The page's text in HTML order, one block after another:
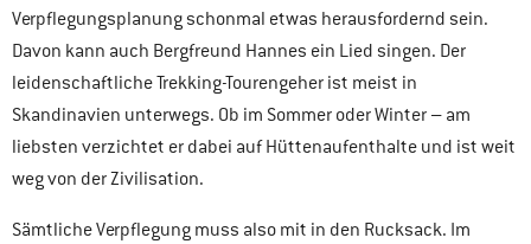
Verpflegungsplanung schonmal etwas herausfordernd sein.
Davon kann auch Bergfreund Hannes ein Lied singen. Der
leidenschaftliche Trekking-Tourengeher ist meist in
Skandinavien unterwegs. Ob im Sommer oder Winter – am
liebsten verzichtet er dabei auf Hüttenaufenthalte und ist weit
weg von der Zivilisation.
Sämtliche Verpflegung muss also mit in den Rucksack. Im